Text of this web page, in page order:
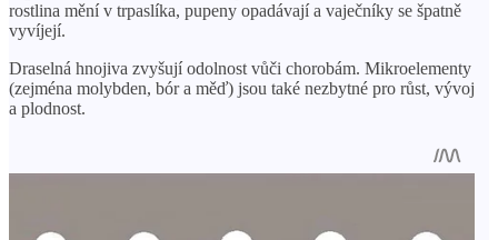
rostlina mění v trpaslíka, pupeny opadávají a vaječníky se špatně
vyvíjejí.
Draselná hnojiva zvyšují odolnost vůči chorobám. Mikroelementy
(zejména molybden, bór a měď) jsou také nezbytné pro růst, vývoj
a plodnost.